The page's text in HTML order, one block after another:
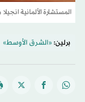
المستشارة الألمانية
برلين: «الشرق الأوسط»